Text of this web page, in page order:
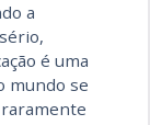
a
é uma
mundo se